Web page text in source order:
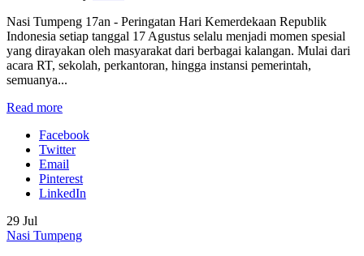
Nasi Tumpeng 17an - Peringatan Hari Kemerdekaan Republik
Indonesia setiap tanggal 17 Agustus selalu menjadi momen spesial
yang dirayakan oleh masyarakat dari berbagai kalangan. Mulai dari
acara RT, sekolah, perkantoran, hingga instansi pemerintah,
semuanya...
Read more
Facebook
Twitter
Email
Pinterest
LinkedIn
29 Jul
Nasi Tumpeng